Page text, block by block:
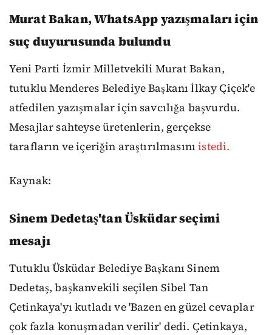
Murat Bakan, WhatsApp yazışmaları için
suç duyurusunda bulundu
Yeni Parti İzmir Milletvekili Murat Bakan,
tutuklu Menderes Belediye Başkanı İlkay Çiçek'e
atfedilen yazışmalar için savcılığa başvurdu.
Mesajlar sahteyse üretenlerin, gerçekse
tarafların ve içeriğin araştırılmasınıistedi.
Kaynak:
Sinem Dedetaş'tan Üsküdar seçimi
mesajı
Tutuklu Üsküdar Belediye Başkanı Sinem
Dedetaş, başkanvekili seçilen Sibel Tan
Çetinkaya'yı kutladı ve 'Bazen en güzel cevaplar
çok fazla konuşmadan verilir' dedi. Çetinkaya,